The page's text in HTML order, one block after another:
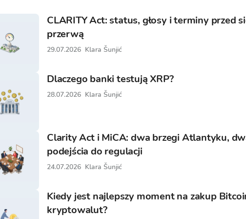
CLARITY Act: status, głosy i terminy przed
przerwą
29.07.2026 Klara Šunjić
Dlaczego banki testują XRP?
28.07.2026 Klara Šunjić
Clarity Act i MiCA: dwa brzegi Atlantyku,
podejścia do regulacji
24.07.2026 Klara Šunjić
Kiedy jest najlepszy moment na zakup
kryptowalut?